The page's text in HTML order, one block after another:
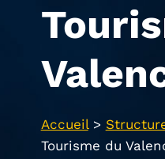
Accueil>
Tourisme du